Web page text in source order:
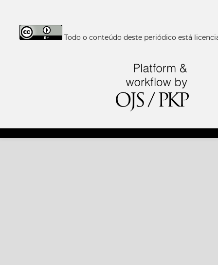
Todo o conteúdo deste periódico está